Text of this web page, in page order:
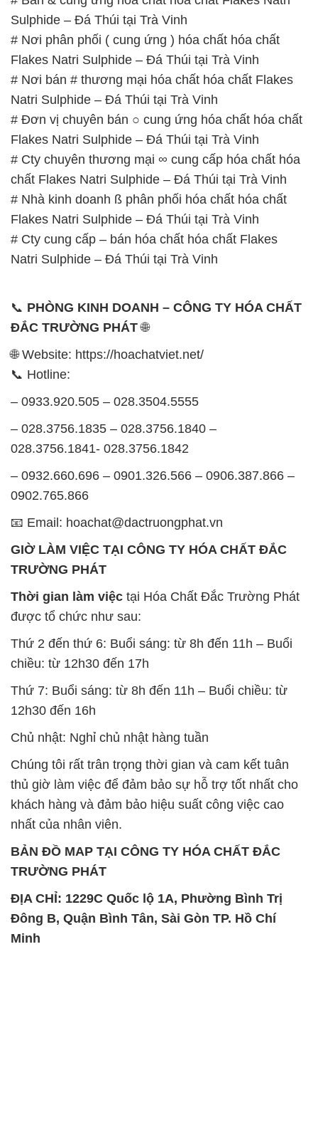
Natri Sulphide – Đá Thúi tại Trà Vinh
# Đơn vị chuyên bán ○ cung ứng hóa chất hóa chất
Flakes Natri Sulphide – Đá Thúi tại Trà Vinh
# Cty chuyên thương mại ∞ cung cấp hóa chất hóa
chất Flakes Natri Sulphide – Đá Thúi tại Trà Vinh
# Nhà kinh doanh ß phân phối hóa chất hóa chất
Flakes Natri Sulphide – Đá Thúi tại Trà Vinh
# Cty cung cấp – bán hóa chất hóa chất Flakes
Natri Sulphide – Đá Thúi tại Trà Vinh
📞PHÒNG KINH DOANH – CÔNG TY HÓA CHẤT
ĐẮC TRƯỜNG PHÁT🌐
🌐 Website: https://hoachatviet.net/
– 0933.920.505 – 028.3504.5555
028.3756.1841- 028.3756.1842
0902.765.866
📧 Email: hoachat@dactruongphat.vn
TRƯỜNG PHÁT
được tổ chức như sau:
Thứ 2 đến thứ 6: Buổi sáng: từ 8h đến 11h – Buổi
chiều: từ 12h30 đến 17h
Thứ 7: Buổi sáng: từ 8h đến 11h – Buổi chiều: từ
12h30 đến 16h
Chủ nhật: Nghỉ chủ nhật hàng tuần
thủ giờ làm việc để đảm bảo sự hỗ trợ tốt nhất cho
khách hàng và đảm bảo hiệu suất công việc cao
nhất của nhân viên.
BẢN ĐỒ MAP TẠI CÔNG TY HÓA CHẤT ĐẮC
TRƯỜNG PHÁT
ĐỊA CHỈ: 1229C Quốc lộ 1A, Phường Bình Trị
Đông B, Quận Bình Tân, Sài Gòn TP. Hồ Chí
Minh